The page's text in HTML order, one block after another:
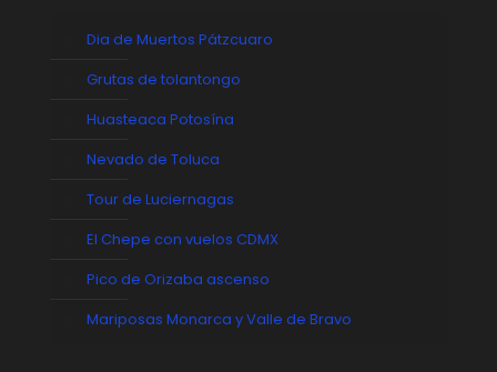
Dia de Muertos Pátzcuaro
Grutas de tolantongo
Huasteaca Potosína
Nevado de Toluca
Tour de Luciernagas
El Chepe con vuelos CDMX
Pico de Orizaba ascenso
Mariposas Monarca y Valle de Bravo